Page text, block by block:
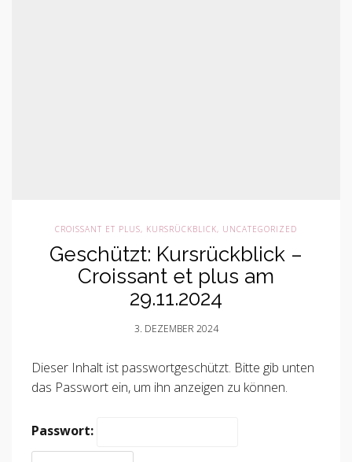
CROISSANT ET PLUS, KURSRÜCKBLICK, UNCATEGORIZED
Geschützt: Kursrückblick –
Croissant et plus am
29.11.2024
3. DEZEMBER 2024
Dieser Inhalt ist passwortgeschützt. Bitte gib unten
das Passwort ein, um ihn anzeigen zu können.
Passwort: